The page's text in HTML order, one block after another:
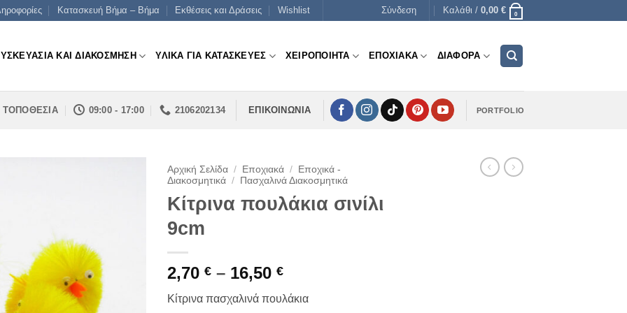
Κατασκευή Βήμα – Βήμα Εκθέσεις και Δράσεις Wishlist Σύνδεση Καλάθι / 0,00 € 0
ΚΑΙ ΔΙΑΚΟΣΜΗΣΗ ΥΛΙΚΑ ΓΙΑ ΚΑΤΑΣΚΕΥΕΣ ΧΕΙΡΟΠΟΙΗΤΑ ΕΠΟΧΙΑΚΑ ΔΙΑΦΟΡΑ
ΤΟΠΟΘΕΣΙΑ 09:00 - 17:00 2106202134 ΕΠΙΚΟΙΝΩΝΙΑ PORTFOLIO
Αρχική Σελίδα / Εποχιακά /
Εποχικά -
Διακοσμητικά / Πασχαλινά Διακοσμητικά
Κίτρινα πουλάκια σινίλι
9cm
2,70 € – 16,50 €Price
range:
2,70 €
Κίτρινα πασχαλινά πουλάκια